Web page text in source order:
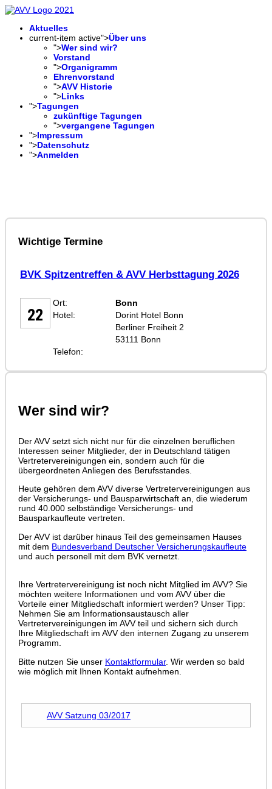
Aktuelles
current-item active">Über uns
">Wer sind wir?
Vorstand
">Organigramm
Ehrenvorstand
">AVV Historie
">Links
">Tagungen
zukünftige Tagungen
">vergangene Tagungen
">Impressum
">Datenschutz
">Anmelden
Wichtige Termine
BVK Spitzentreffen & AVV Herbsttagung 2026
22
Ort:
Bonn
Hotel:
Dorint Hotel Bonn
Berliner Freiheit 2
53111 Bonn
Telefon:
Wer sind wir?
Der AVV setzt sich nicht nur für die einzelnen beruflichen
Interessen seiner Mitglieder, der in Deutschland tätigen
Vertretervereinigungen ein, sondern auch für die
übergeordneten Anliegen des Berufsstandes.
Heute gehören dem AVV diverse Vertretervereinigungen aus
der Versicherungs- und Bausparwirtschaft an, die wiederum
rund 40.000 selbständige Versicherungs- und
Bausparkaufleute vertreten.
Der AVV ist darüber hinaus Teil des gemeinsamen Hauses
mit dem Bundesverband Deutscher Versicherungskaufleute
und auch personell mit dem BVK vernetzt.
Ihre Vertretervereinigung ist noch nicht Mitglied im AVV? Sie
möchten weitere Informationen und vom AVV über die
Vorteile einer Mitgliedschaft informiert werden? Unser Tipp:
Nehmen Sie am Informationsaustausch aller
Vertretervereinigungen im AVV teil und sichern sich durch
Ihre Mitgliedschaft im AVV den internen Zugang zu unserem
Programm.
Bitte nutzen Sie unser Kontaktformular. Wir werden so bald
wie möglich mit Ihnen Kontakt aufnehmen.
AVV Satzung 03/2017